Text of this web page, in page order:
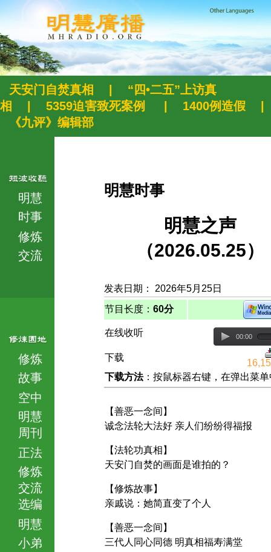
天安门自焚真相
“四•二五”上访真
相
5359迫害致死案例 1400例造假
《九评》编辑部
明慧
时事
修炼
交流
修炼
故事
空中
明慧
周刊
正法
修炼
交流
选编
明慧
小弟
明慧时事
明慧之声
（2026.05.25）
发表日期： 2026年5月25日
节目长度： 60分
在线收听 00:00
下载
下载方法：按鼠标器右键，在弹出菜
【善恶一念间】
诚念法轮大法好 亲人们纷纷得福报
【法轮功真相】
天安门自焚的画面是谁拍的？
【修炼故事】
亲戚说：她简直变了个人
【善恶一念间】
三代人同心同德 明真相福寿满堂